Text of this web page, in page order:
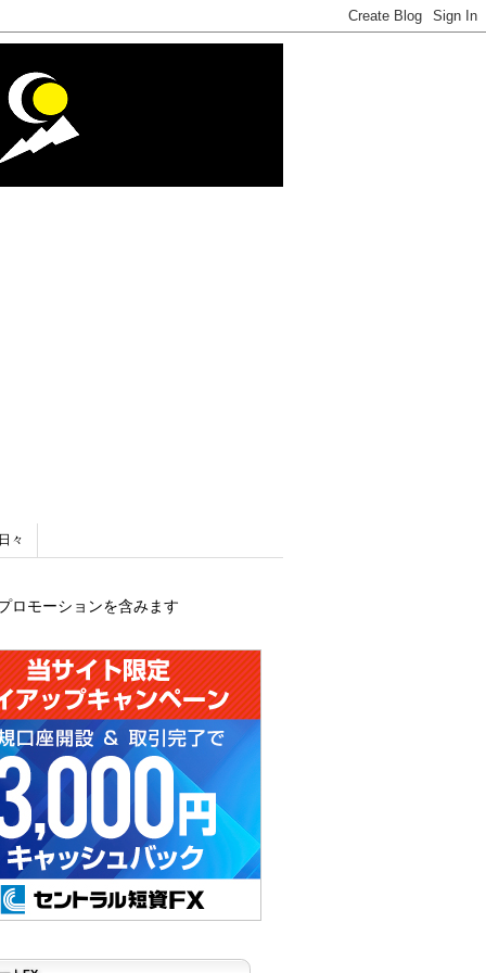
々
ロモーションを含みます